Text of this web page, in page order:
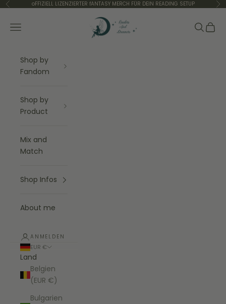
Zum Inhalt springen
Zurück oFFIZIELL LIZENZIERTER fANTASY MERCH FÜR DEIN READING SETUP Vor
Readers and Dreamers Shop
Menü Suchen
Shop by
Fandom
Shop by
Product
Mix and
Match
Shop Infos
About me
ANMELDEN
EUR €
Land
Belgien
(EUR €)
Bulgarien